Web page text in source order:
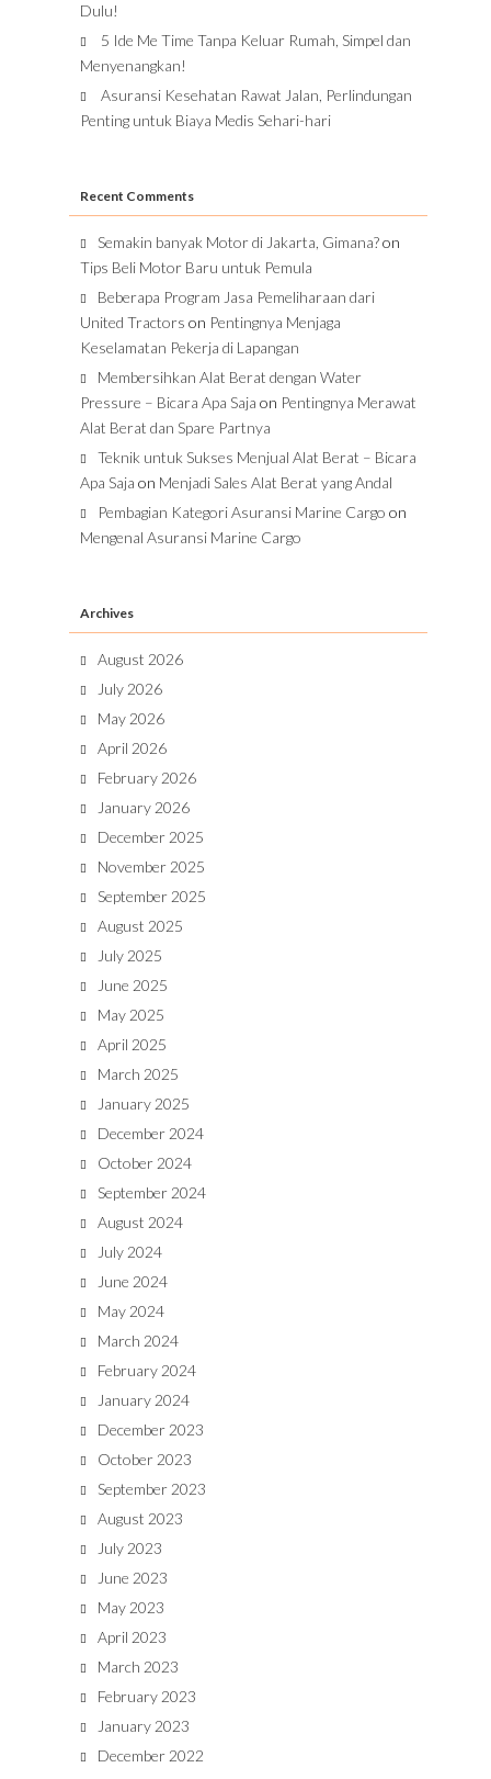
Dulu!
5 Ide Me Time Tanpa Keluar Rumah, Simpel dan
Menyenangkan!
Asuransi Kesehatan Rawat Jalan, Perlindungan
Penting untuk Biaya Medis Sehari-hari
Recent Comments
Semakin banyak Motor di Jakarta, Gimana?on
Tips Beli Motor Baru untuk Pemula
Beberapa Program Jasa Pemeliharaan dari
United Tractors on Pentingnya Menjaga
Keselamatan Pekerja di Lapangan
Membersihkan Alat Berat dengan Water
Pressure – Bicara Apa Saja on Pentingnya Merawat
Alat Berat dan Spare Partnya
Teknik untuk Sukses Menjual Alat Berat – Bicara
Apa Saja on Menjadi Sales Alat Berat yang Andal
Pembagian Kategori Asuransi Marine Cargo on
Mengenal Asuransi Marine Cargo
Archives
August 2026
July 2026
May 2026
April 2026
February 2026
January 2026
December 2025
November 2025
September 2025
August 2025
July 2025
June 2025
May 2025
April 2025
March 2025
January 2025
December 2024
October 2024
September 2024
August 2024
July 2024
June 2024
May 2024
March 2024
February 2024
January 2024
December 2023
October 2023
September 2023
August 2023
July 2023
June 2023
May 2023
April 2023
March 2023
February 2023
January 2023
December 2022